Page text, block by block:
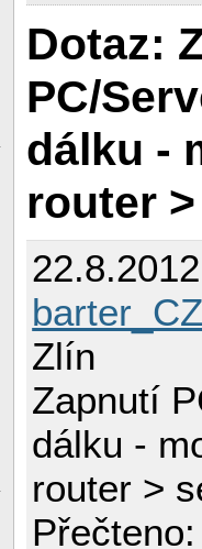
Dotaz:
PC/
dálku -
router
Zlín
Zapnutí
dálku -
router >